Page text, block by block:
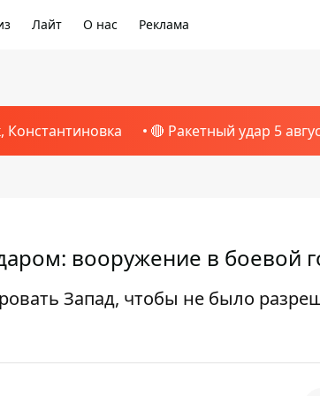
Лайт О нас Реклама
🔴 Ракетный удар 5
вооружение в боевой
Запад, чтобы не было